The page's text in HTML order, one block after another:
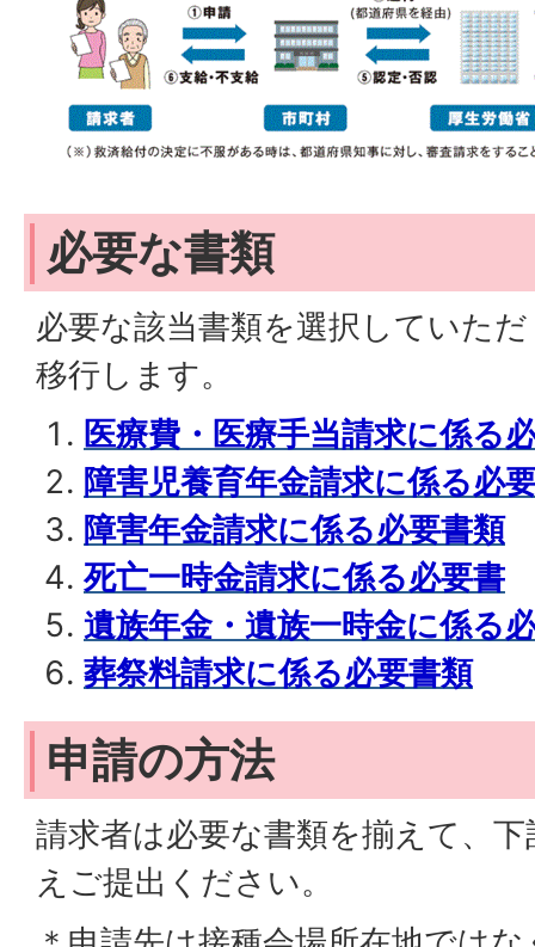
必要な書類
必要な該当書類を選択していた
移行します。
医療費・医療手当請求に係る
障害児養育年金請求に係る必
障害年金請求に係る必要書類
死亡一時金請求に係る必要書
遺族年金・遺族一時金に係る
葬祭料請求に係る必要書類
申請の方法
請求者は必要な書類を揃えて、
えご提出ください。